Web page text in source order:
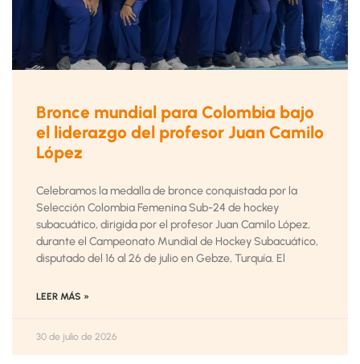
Bronce mundial para Colombia bajo
el liderazgo del profesor Juan Camilo
López
Celebramos la medalla de bronce conquistada por la
Selección Colombia Femenina Sub-24 de hockey
subacuático, dirigida por el profesor Juan Camilo López,
durante el Campeonato Mundial de Hockey Subacuático,
disputado del 16 al 26 de julio en Gebze, Turquía. El
LEER MÁS »
30 de julio de 2026